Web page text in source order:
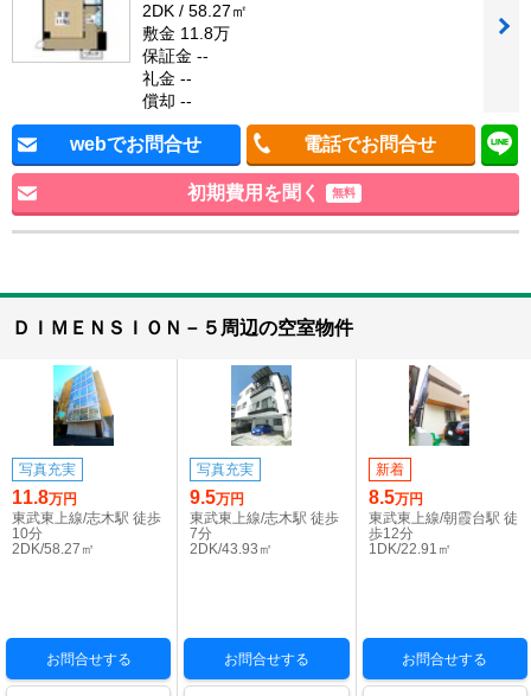
2DK / 58.27㎡
敷金 11.8万
保証金 --
礼金 --
償却 --
webでお問合せ 電話でお問合せ
初期費用を聞く 無料
ＤＩＭＥＮＳＩＯＮ－５周辺の空室物件
写真充実
11.8万円
東武東上線/志木駅 徒歩
10分
2DK/58.27㎡
お問合せする
写真充実
9.5万円
東武東上線/志木駅 徒歩
7分
2DK/43.93㎡
お問合せする
新着
8.5万円
東武東上線/朝霞台駅 徒
歩12分
1DK/22.91㎡
お問合せする